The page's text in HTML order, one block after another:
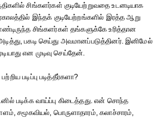
சிங்களர்கள் குடியேற்றுவதை உடனடியாக
இந்தக் குடியேற்றங்களில் இரத்த ஆறு
சிங்களர்கள் தங்களுக்கே உரித்தான
பகடி செய்து அவமானப்படுத்தினர். இனிமேல்
என முடிவு செய்தேன்.
படிப்பு படித்தீர்களா?
படிக்க வாய்ப்பு கிடைத்தது. என் சொந்த
சமூகவியல், பொருளாதாரம், கலாச்சாரம்,